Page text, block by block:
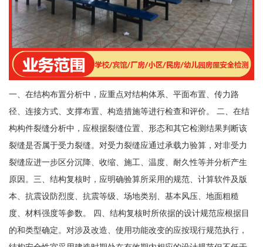
一、在结构布置分析中，应重点对结构体系、平面布置、传力路
径、连接方式、支撑布置、构造措施等进行检查和评价。 二、在结
构构件裂缝分析中，应根据裂缝位置、形态和其它检测结果判断该
裂缝是否属于受力裂缝。对受力裂缝应通过承载力验算，对非受力
裂缝应进一步区分沉降、收缩、施工、温度、耐久性等并分析产生
原因。三、结构复核时，应明确验算所采用的规范、计算软件及版
本、抗震设防烈度、抗震等级、场地类别、基本风压、地面粗糙
度、材料强度等参数。 四、结构复核时所依据的设计规范应根据目
的和类型确定。对涉及改造、使用功能改变的应按现行规范执行，